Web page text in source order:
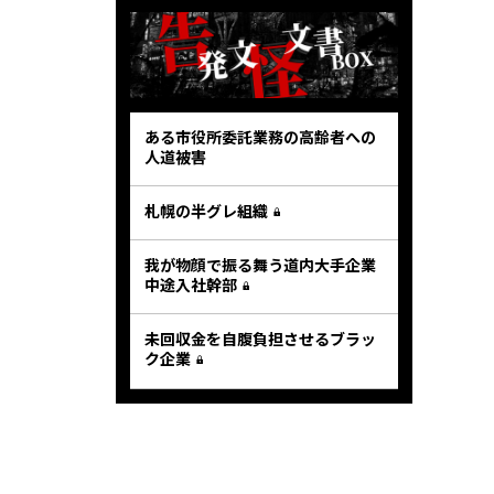
ある市役所委託業務の高齢者への
人道被害
札幌の半グレ組織
我が物顔で振る舞う道内大手企業
中途入社幹部
未回収金を自腹負担させるブラッ
ク企業